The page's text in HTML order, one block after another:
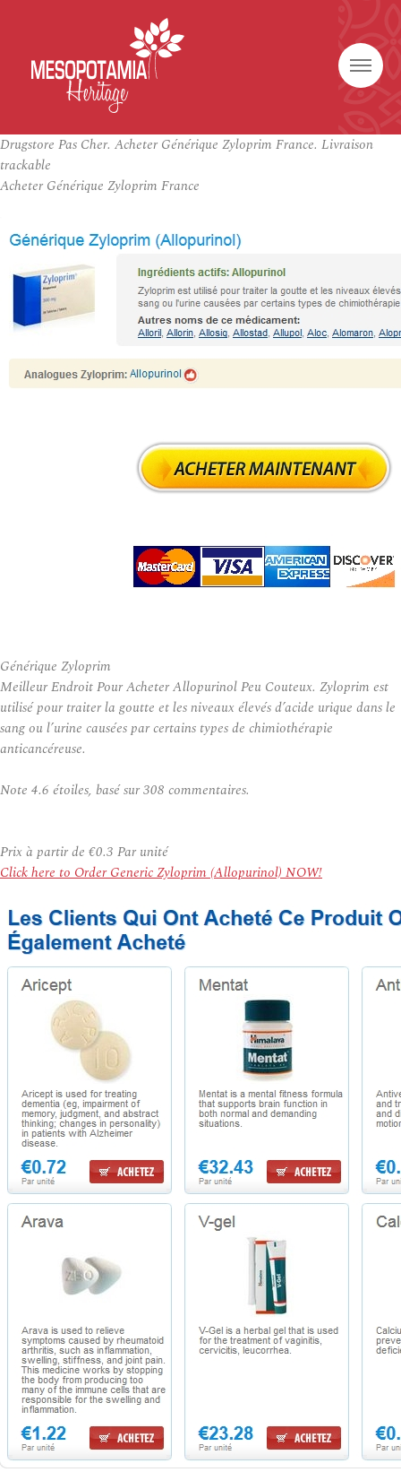
Drugstore Pas Cher. Acheter Générique Zyloprim France. Livraison
trackable
Acheter Générique Zyloprim France
Générique Zyloprim
Meilleur Endroit Pour Acheter Allopurinol Peu Couteux. Zyloprim est
utilisé pour traiter la goutte et les niveaux élevés d’acide urique dans le
sang ou l’urine causées par certains types de chimiothérapie
anticancéreuse.
Note 4.6 étoiles, basé sur308 commentaires.
Prix à partir de €0.3 Par unité
Click here to Order Generic Zyloprim (Allopurinol) NOW!